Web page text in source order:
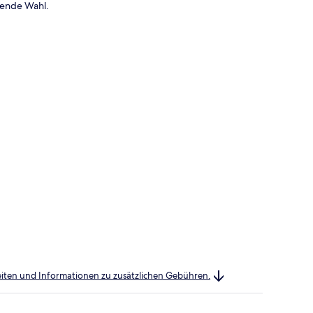
Wahl.
und Informationen zu zusätzlichen Gebühren.